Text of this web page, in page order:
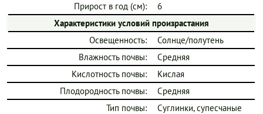
Прирост в год (см):
6
Характеристики условий произрастания
Освещенность:
Солнце/полутень
Влажность почвы:
Средняя
Кислотность почвы:
Кислая
Плодородность почвы:
Средняя
Тип почвы:
Суглинки, супесчаные